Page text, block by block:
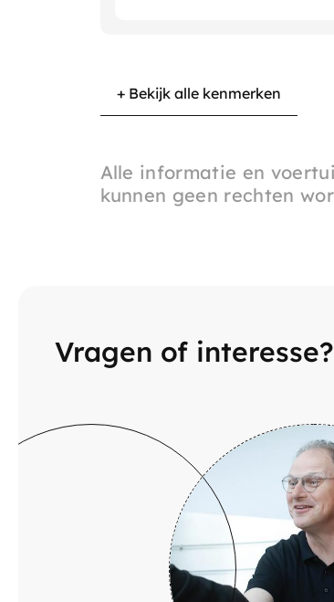
+ Bekijk alle kenmerken
Alle informatie en
kunnen geen rechten
Vragen of interesse?